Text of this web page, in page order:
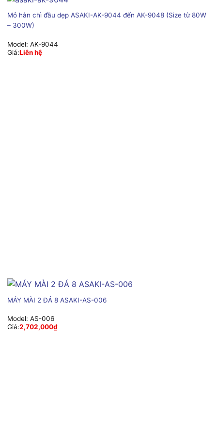
Mỏ hàn chì đầu dẹp ASAKI-AK-9044 đến AK-9048 (Size từ 80W
– 300W)
Model: AK-9044
Giá:Liên hệ
MÁY MÀI 2 ĐÁ 8 ASAKI-AS-006
Model: AS-006
Giá:2,702,000₫